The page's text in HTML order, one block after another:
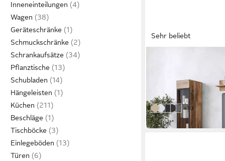
Inneneinteilungen
Wagen
Geräteschränke
Schmuckschränke
Schrankaufsätze
Pflanztische
Schubladen
Hängeleisten
Küchen
Beschläge
Tischböcke
Einlegeböden
Türen
Sehr beliebt
Wohnwand VERA II,
ab 299,99 €
in 6-8 Werktagen bei dir
votaneichefarben
weiß matt/ weiß
votaneichefarben/
beton Smart/
weitere Farben:
+10